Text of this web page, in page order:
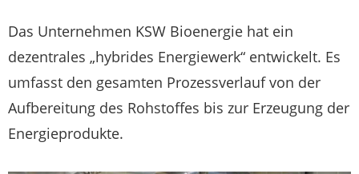
Das Unternehmen KSW Bioenergie hat ein
dezentrales „hybrides Energiewerk“ entwickelt. Es
umfasst den gesamten Prozessverlauf von der
Aufbereitung des Rohstoffes bis zur Erzeugung der
Energieprodukte.